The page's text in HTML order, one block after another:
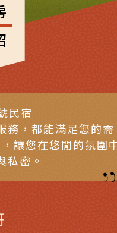
民宿
務，都能滿足您的需
讓您在悠閒的氛圍
私密。